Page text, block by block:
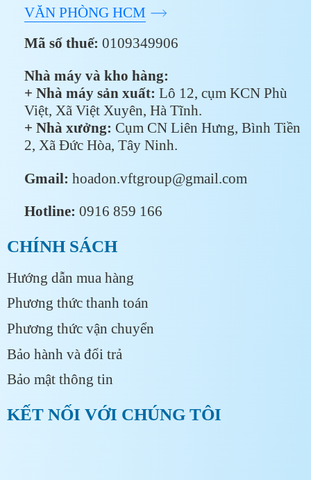
VĂN PHÒNG HCM
Mã số thuế: 0109349906
Nhà máy và kho hàng:
+ Nhà máy sản xuất: Lô 12, cụm KCN Phù
Việt, Xã Việt Xuyên, Hà Tĩnh.
+ Nhà xưởng: Cụm CN Liên Hưng, Bình Tiền
2, Xã Đức Hòa, Tây Ninh.
Gmail: hoadon.vftgroup@gmail.com
Hotline: 0916 859 166
CHÍNH SÁCH
Hướng dẫn mua hàng
Phương thức thanh toán
Phương thức vận chuyển
Bảo hành và đổi trả
Bảo mật thông tin
KẾT NỐI VỚI CHÚNG TÔI